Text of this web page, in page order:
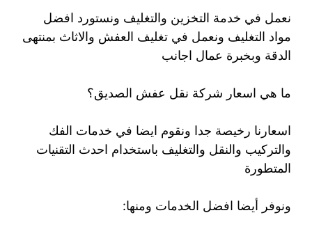
نعمل في خدمة التخزين والتغليف ونستورد افضل
مواد التغليف ونعمل في تغليف العفش والاثاث بمنتهى
الدقة وبخبرة عمال اجانب
ما هي اسعار شركة نقل عفش الصديق؟
اسعارنا رخيصة جدا ونقوم ايضا في خدمات الفك
والتركيب والنقل والتغليف باستخدام احدث التقنيات
المتطورة
ونوفر أيضا افضل الخدمات ومنها: